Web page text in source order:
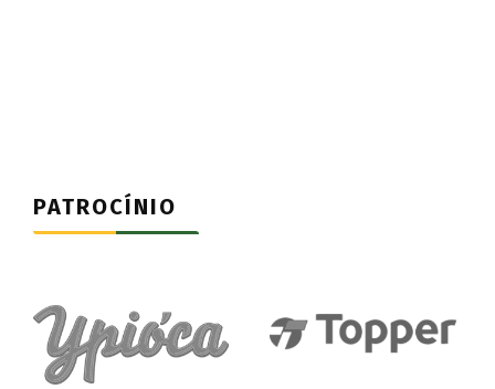
PATROCÍNIO